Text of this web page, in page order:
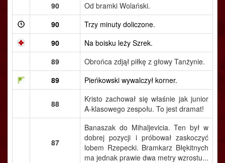
90
Od bramki Wolański.
90
Trzy minuty doliczone.
90
Na boisku leży Szrek.
89
Obrońca zdjął piłkę z głowy Tanżynie.
89
Pieńkowski wywalczył korner.
88
Kristo zachował się właśnie jak junior
A-klasowego zespołu. To jest dramat!
87
Banaszak do Mihaljevicia. Ten był w
dobrej pozycji i próbował zaskoczyć
lobem Rzepecki. Bramkarz Błękitnych
ma jednak prawie dwa metry wzrostu...